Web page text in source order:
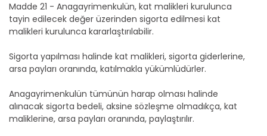
Madde 21 - Anagayrimenkulün, kat malikleri kurulunca
tayin edilecek değer üzerinden sigorta edilmesi kat
malikleri kurulunca kararlaştırılabilir.
Sigorta yapılması halinde kat malikleri, sigorta giderlerine,
arsa payları oranında, katılmakla yükümlüdürler.
Anagayrimenkulün tümünün harap olması halinde
alınacak sigorta bedeli, aksine sözleşme olmadıkça, kat
maliklerine, arsa payları oranında, paylaştırılır.